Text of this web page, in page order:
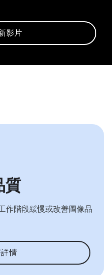
影片
質
作階段緩慢或改善圖像品
情